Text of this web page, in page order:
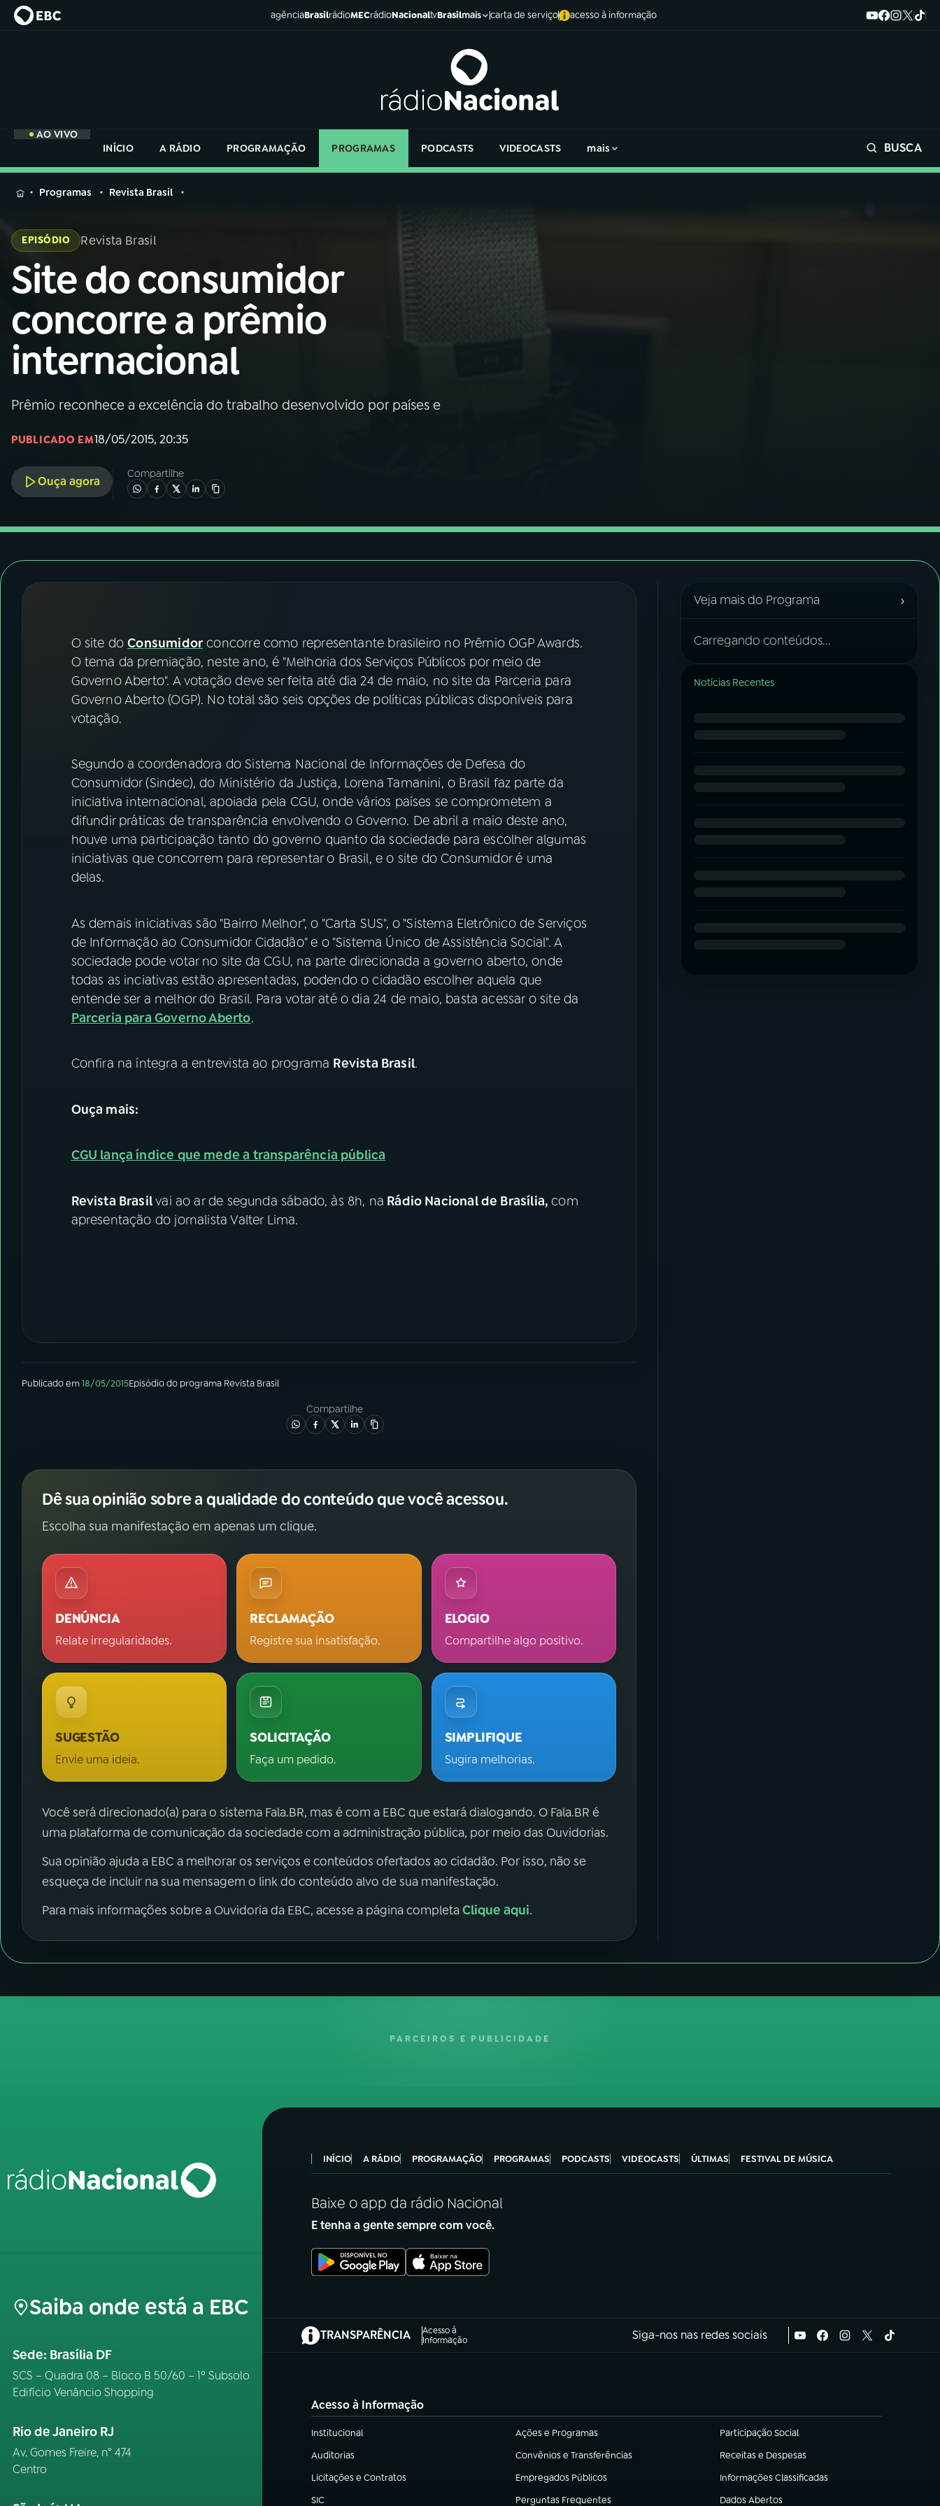
agênciaBrasilrádioMECrádioNacionaltvBrasilmais carta de serviço acesso à informação
AO VIVO
INÍCIO
A RÁDIO PROGRAMAÇÃO PROGRAMAS PODCASTS VIDEOCASTS mais BUSCA
MENU
Buscar
na
Rádio
Nacional
01INÍCIO
02 A RÁDIO
03PROGRAMAÇÃO
PROGRAMAS
FESTIVAL DE MÚSICA
ACOMPANHE A RÁDIO NACIONAL
Instagram X
na
Rádio
Nacional
Programas Revista Brasil
EPISÓDIO Revista Brasil
Site do consumidor
concorre a prêmio
internacional
Prêmio reconhece a excelência do trabalho desenvolvido por países e
PUBLICADO EM18/05/2015, 20:35
Ouça agora
Compartilhe
O site doConsumidorconcorre como representante brasileiro no Prêmio OGP Awards.
O tema da premiação, neste ano, é "Melhoria dos Serviços Públicos por meio de
Governo Aberto". A votação deve ser feita até dia 24 de maio, no site da Parceria para
Governo Aberto (OGP). No total são seis opções de políticas públicas disponíveis para
votação.
Segundo a coordenadora do Sistema Nacional de Informações de Defesa do
Consumidor (Sindec), do Ministério da Justiça, Lorena Tamanini, o Brasil faz parte da
iniciativa internacional, apoiada pela CGU, onde vários países se comprometem a
difundir práticas de transparência envolvendo o Governo. De abril a maio deste ano,
houve uma participação tanto do governo quanto da sociedade para escolher algumas
iniciativas que concorrem para representar o Brasil, e o site do Consumidor é uma
delas.
As demais iniciativas são "Bairro Melhor", o "Carta SUS", o "Sistema Eletrônico de Serviços
de Informação ao Consumidor Cidadão" e o "Sistema Único de Assistência Social". A
sociedade pode votar no site da CGU, na parte direcionada a governo aberto, onde
todas as inciativas estão apresentadas, podendo o cidadão escolher aquela que
entende ser a melhor do Brasil. Para votar até o dia 24 de maio, basta acessar o site da
Parceria para Governo Aberto.
Confira na íntegra a entrevista ao programa Revista Brasil.
Ouça mais:
CGU lança índice que mede a transparência pública
Revista Brasilvai ao ar de segunda sábado, às 8h, na Rádio Nacional de Brasília,com
apresentação do jornalista Valter Lima.
Publicado em18/05/2015Episódiodo programa Revista Brasil
Compartilhe
Dê sua opinião sobre a qualidade do conteúdo que você acessou.
Escolha sua manifestação em apenas um clique.
DENÚNCIA
Relate irregularidades.
RECLAMAÇÃO
Registre sua insatisfação.
ELOGIO
Compartilhe algo positivo.
SUGESTÃO
Envie uma ideia.
SOLICITAÇÃO
Faça um pedido.
SIMPLIFIQUE
Sugira melhorias.
Você será direcionado(a) para o sistema Fala.BR, mas é com a EBC que estará dialogando. O Fala.BR é
uma plataforma de comunicação da sociedade com a administração pública, por meio das Ouvidorias.
Sua opinião ajuda a EBC a melhorar os serviços e conteúdos ofertados ao cidadão. Por isso, não se
esqueça de incluir na sua mensagem o link do conteúdo alvo de sua manifestação.
Para mais informações sobre a Ouvidoria da EBC, acesse a página completaClique aqui.
Veja mais do Programa ›
Carregando conteúdos...
Notícias Recentes
PARCEIROS E PUBLICIDADE
Saiba onde está a EBC
Sede: Brasília DF
SCS – Quadra 08 – Bloco B 50/60 – 1º Subsolo
Edifício Venâncio Shopping
Rio de Janeiro RJ
Av. Gomes Freire, n° 474
Centro
INÍCIO A RÁDIO PROGRAMAÇÃO PROGRAMAS PODCASTS VIDEOCASTS ÚLTIMAS FESTIVAL DE MÚSICA
Baixe o app da rádio Nacional
E tenha a gente sempre com você.
TRANSPARÊNCIA
Acesso à
Informação
(abre em nova aba) Siga-nos nas redes sociais
Acesso à Informação
Institucional
(abre em nova aba) Ações e Programas
(abre em nova aba) Participação Social
(abre em nova aba)
Auditorias
(abre em nova aba) Convênios e Transferências
(abre em nova aba) Receitas e Despesas
(abre em nova aba)
Licitações e Contratos
(abre em nova aba) Empregados Públicos
(abre em nova aba) Informações Classificadas
(abre em nova aba)
SIC
Perguntas Frequentes Dados Abertos